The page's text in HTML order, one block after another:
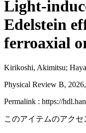
Light-
Edelstein
ferroaxial
Kirikoshi, Akimitsu;
Physical Review B,
Permalink : https://
このアイテムのアクセ